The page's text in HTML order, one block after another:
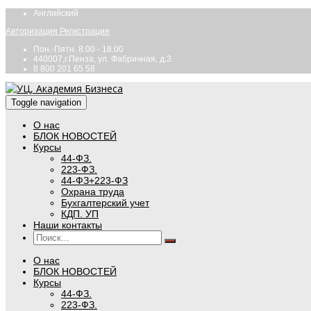
Английский
Авторизация Регистрация
Пон.-Пятн. 8.00 - 18.00
440007,г.Пенза, ул. Фабричная, д.3.
8 800 201 65 58
Toggle navigation
О нас
БЛОК НОВОСТЕЙ
Курсы
44-ФЗ.
223-ФЗ.
44-ФЗ+223-ФЗ
Охрана труда
Бухгалтерский учет
КДП. УП
Наши контакты
О нас
БЛОК НОВОСТЕЙ
Курсы
44-ФЗ.
223-ФЗ.